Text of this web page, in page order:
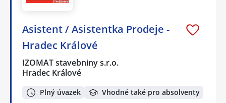
Asistent / Asistentka Prodeje -
Hradec Králové
IZOMAT stavebniny s.r.o.
Hradec Králové
Plný úvazek Vhodné také pro absolventy